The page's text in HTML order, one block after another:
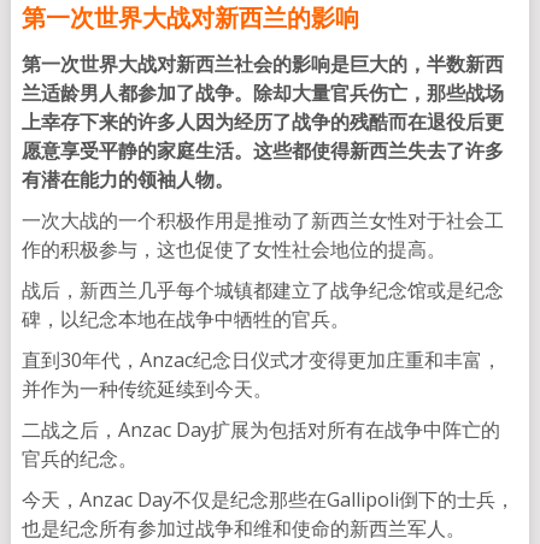
第一次世界大战对新西兰的影响
第一次世界大战对新西兰社会的影响是巨大的，半数新西
兰适龄男人都参加了战争。除却大量官兵伤亡，那些战场
上幸存下来的许多人因为经历了战争的残酷而在退役后更
愿意享受平静的家庭生活。这些都使得新西兰失去了许多
有潜在能力的领袖人物。
一次大战的一个积极作用是推动了新西兰女性对于社会工
作的积极参与，这也促使了女性社会地位的提高。
战后，新西兰几乎每个城镇都建立了战争纪念馆或是纪念
碑，以纪念本地在战争中牺牲的官兵。
直到30年代，Anzac纪念日仪式才变得更加庄重和丰富，
并作为一种传统延续到今天。
二战之后，Anzac Day扩展为包括对所有在战争中阵亡的
官兵的纪念。
今天，Anzac Day不仅是纪念那些在Gallipoli倒下的士兵，
也是纪念所有参加过战争和维和使命的新西兰军人。